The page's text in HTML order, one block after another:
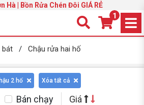
Hà | Bồn Rửa Chén Đôi GIÁ RẺ
1
bát / Chậu rửa hai hố
2 hố Xóa tất cả
Bán chạy Giá